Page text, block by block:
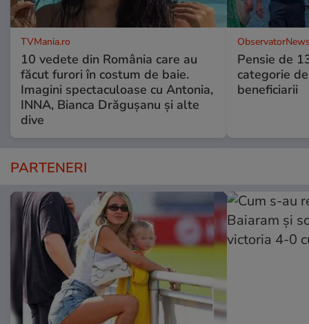
TVMania.ro
10 vedete din România care au
făcut furori în costum de baie.
Imagini spectaculoase cu Antonia,
INNA, Bianca Drăgușanu și alte
dive
Pensie de
categorie
beneficiarii
PARTENERI